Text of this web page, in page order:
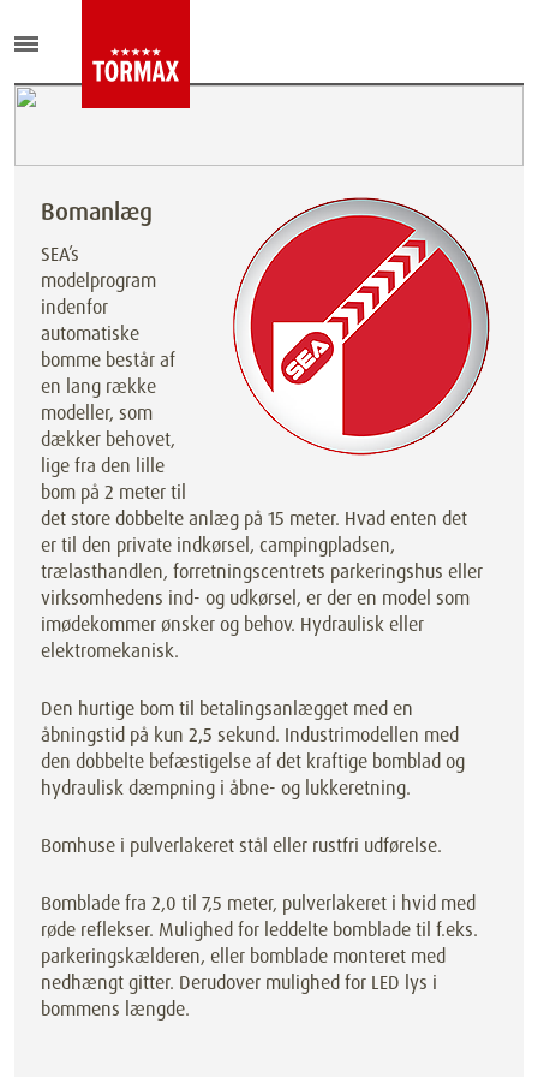
Bomanlæg
SEA’s
modelprogram
indenfor
automatiske
bomme består af
en lang række
modeller, som
dækker behovet,
lige fra den lille
bom på 2 meter til
det store dobbelte anlæg på 15 meter. Hvad enten det
er til den private indkørsel, campingpladsen,
trælasthandlen, forretningscentrets parkeringshus eller
virksomhedens ind- og udkørsel, er der en model som
imødekommer ønsker og behov. Hydraulisk eller
elektromekanisk.
Den hurtige bom til betalingsanlægget med en
åbningstid på kun 2,5 sekund. Industrimodellen med
den dobbelte befæstigelse af det kraftige bomblad og
hydraulisk dæmpning i åbne- og lukkeretning.
Bomhuse i pulverlakeret stål eller rustfri udførelse.
Bomblade fra 2,0 til 7,5 meter, pulverlakeret i hvid med
røde reflekser. Mulighed for leddelte bomblade til f.eks.
parkeringskælderen, eller bomblade monteret med
nedhængt gitter. Derudover mulighed for LED lys i
bommens længde.